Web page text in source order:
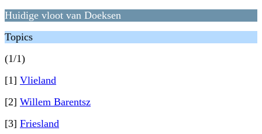
Huidige vloot van Doeksen
Topics
(1/1)
[1] Vlieland
[2] Willem Barentsz
[3] Friesland